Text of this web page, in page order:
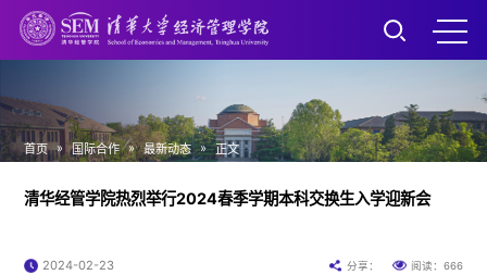
首页 » 国际合作 » 最新动态 » 正文
清华经管学院热烈举行2024春季学期本科交换生入学迎新会
2024-02-23 分享： 阅读： 666